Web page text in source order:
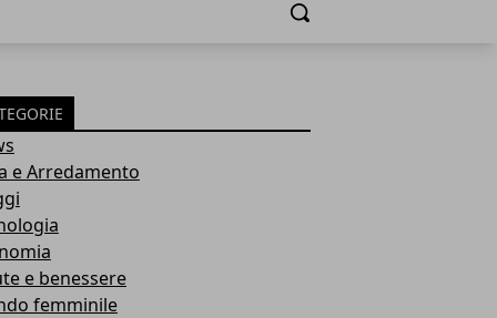
Cerca
e Arredamento
e benessere
femminile